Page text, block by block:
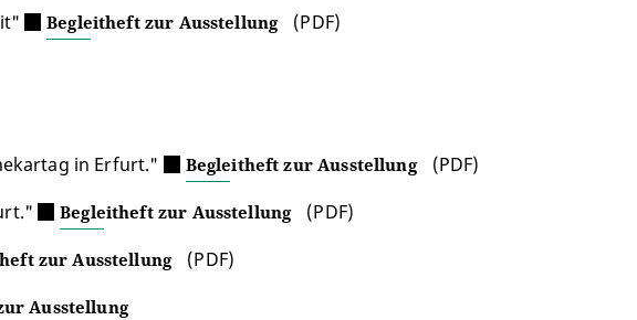
Begleitheft zur Ausstellung
(PDF)
in Erfurt."
Begleitheft zur Ausstellung
(PDF)
Begleitheft zur Ausstellung
(PDF)
zur Ausstellung
(PDF)
Ausstellung